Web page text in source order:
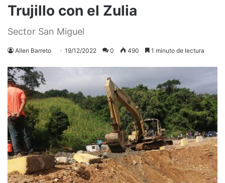
Trujillo con el Zulia
Sector San Miguel
Allen Barreto 19/12/2022 0 490 1 minuto de lectura